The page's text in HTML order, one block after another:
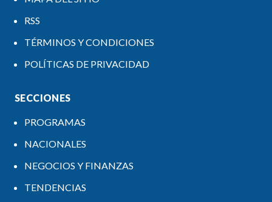
RSS
TÉRMINOS Y CONDICIONES
POLÍTICAS DE PRIVACIDAD
SECCIONES
PROGRAMAS
NACIONALES
NEGOCIOS Y FINANZAS
TENDENCIAS